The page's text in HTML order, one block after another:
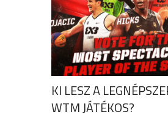
KI LESZ A
WTM JÁTÉKOS?